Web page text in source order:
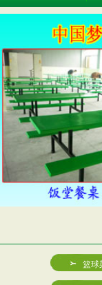
篮球